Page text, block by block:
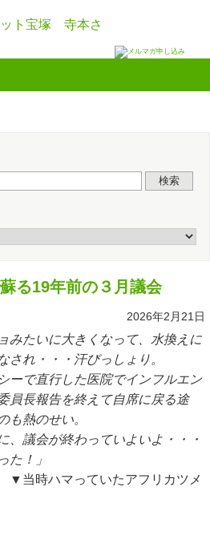
検索
る19年前の３月議会
2026年2月21日
みたいに大きくなって、水換えに
され・・・汗びっしょり。
ーで直行した医院でインフルエン
員長報告を終えて自席に戻る途
も熱のせい。
、議会が終わっていよいよ・・・
た！」
当時ハマっていたアフリカツメ